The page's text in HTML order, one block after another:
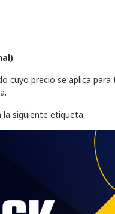
cuyo precio se aplica
siguiente etiqueta: